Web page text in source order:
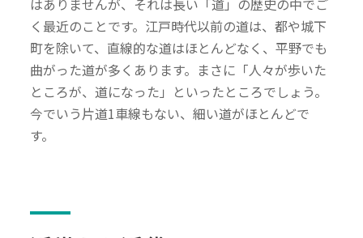
はありませんが、それは長い「道」の歴史の中でご
く最近のことです。江戸時代以前の道は、都や城下
町を除いて、直線的な道はほとんどなく、平野でも
曲がった道が多くあります。まさに「人々が歩いた
ところが、道になった」といったところでしょう。
今でいう片道1車線もない、細い道がほとんどで
す。